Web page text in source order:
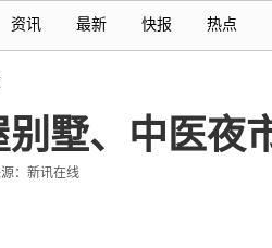
资讯 最新 快报 热点
墅、中医夜
：新讯在线